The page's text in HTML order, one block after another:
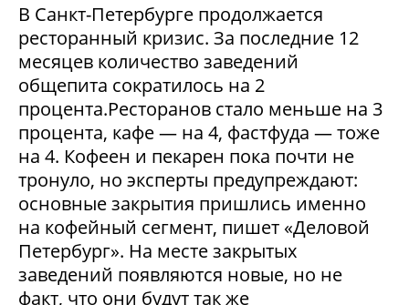
В Санкт-Петербурге продолжается
ресторанный кризис. За последние 12
месяцев количество заведений
общепита сократилось на 2
процента.Ресторанов стало меньше на 3
процента, кафе — на 4, фастфуда — тоже
на 4. Кофеен и пекарен пока почти не
тронуло, но эксперты предупреждают:
основные закрытия пришлись именно
на кофейный сегмент, пишет «Деловой
Петербург». На месте закрытых
заведений появляются новые, но не
факт, что они будут так же